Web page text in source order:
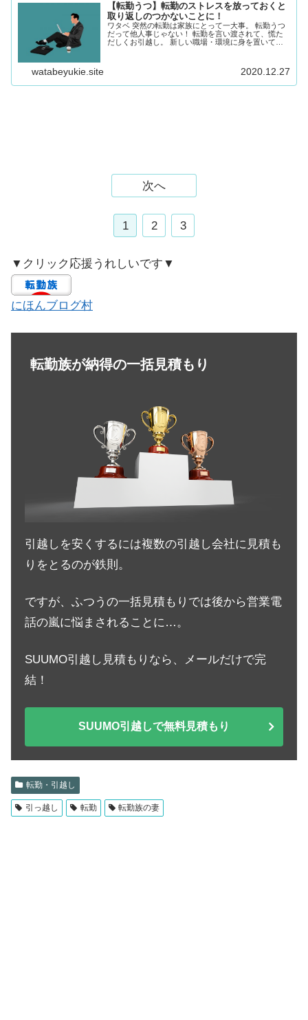
【転勤うつ】転勤のストレスを放っておくと
取り返しのつかないことに！
ワタベ 突然の転勤は家族にとって一大事。 転勤うつ
だって他人事じゃない！ 転勤を言い渡されて、慌た
だしくお引越し。 新しい職場・環境に身を置いて、
watabeyukie.site 2020.12.27
次へ
1 2 3
▼クリック応援うれしいです▼
にほんブログ村
転勤族が納得の一括見積もり
引越しを安くするには複数の引越し会社に見積も
りをとるのが鉄則。
ですが、ふつうの一括見積もりでは後から営業電
話の嵐に悩まされることに…。
SUUMO引越し見積もりなら、メールだけで完
結！
SUUMO引越しで無料見積もり
転勤・引越し
引っ越し 転勤 転勤族の妻